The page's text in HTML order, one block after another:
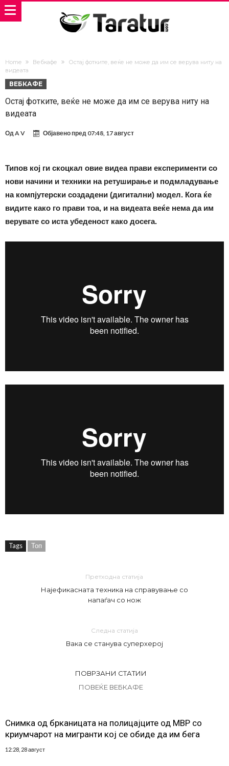
Home Вебкафе
Остај фотките, веќе не може да им се верува ниту на
видеата
ВЕБКАФЕ
Остај фотките, веќе не може да им се верува ниту на
видеата
ОдA V Објавено пред 07:48, 17 август
Типов кој ги скоцкал овие видеа прави експерименти со
нови начини и техники на ретуширање и подмладување
на компјутерски создадени (дигитални) модел. Кога ќе
видите како го прави тоа, и на видеата веќе нема да им
верувате со иста убеденост како досега.
Tags Топ
Претходна статија
Најефикасната техника на справување со
напаѓач со нож
Следна статија
Вака се станува суперхерој
ПОВРЗАНИ СТАТИИ
ПОВЕЌЕ ВЕБКАФЕ
Снимка од брканицата на полицајците од МВР со
криумчарот на мигранти кој се обиде да им бега
12:28, 28 август